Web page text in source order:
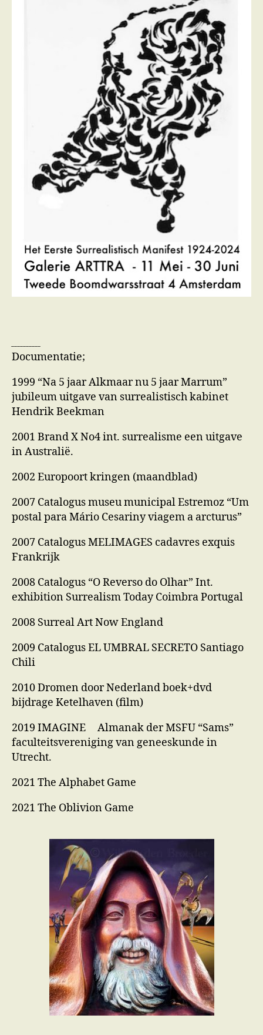
Documentatie;
1999 “Na 5 jaar Alkmaar nu 5 jaar Marrum”
jubileum uitgave van surrealistisch kabinet
Hendrik Beekman
2001 Brand X No4 int. surrealisme een uitgave
in Australië.
2002 Europoort kringen (maandblad)
2007 Catalogus museu municipal Estremoz “Um
postal para Mário Cesariny viagem a arcturus”
2007 Catalogus MELIMAGES cadavres exquis
Frankrijk
2008 Catalogus “O Reverso do Olhar” Int.
exhibition Surrealism Today Coimbra Portugal
2008 Surreal Art Now England
2009 Catalogus EL UMBRAL SECRETO Santiago
Chili
2010 Dromen door Nederland boek+dvd
bijdrage Ketelhaven (film)
2019 IMAGINE Almanak der MSFU “Sams”
faculteitsvereniging van geneeskunde in
Utrecht.
2021 The Alphabet Game
2021 The Oblivion Game